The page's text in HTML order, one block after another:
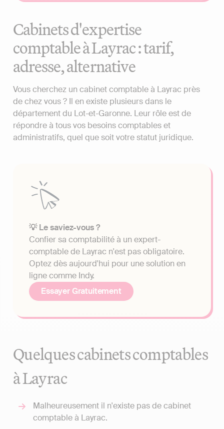
Cabinets d'expertise
comptable à Layrac : tarif,
adresse, alternative
Vous cherchez un cabinet comptable à Layrac près
de chez vous ? Il en existe plusieurs dans le
département du Lot-et-Garonne. Leur rôle est de
répondre à tous vos besoins comptables et
administratifs, quel que soit votre statut juridique.
💡 Le saviez-vous ?
Confier sa comptabilité à un expert-
comptable de Layrac n'est pas obligatoire.
Optez dès aujourd'hui pour une solution en
ligne comme Indy.
Essayer Gratuitement
Quelques cabinets comptables
à Layrac
Malheureusement il n'existe pas de cabinet
comptable à Layrac.